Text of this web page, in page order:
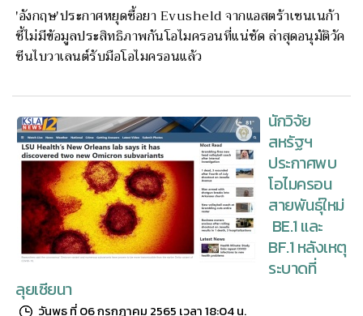
'อังกฤษ'ประกาศหยุดซื้อยา Evusheld จากแอสตร้าเซนเนก้า
ชี้ไม่มีข้อมูลประสิทธิภาพกันโอไมครอนที่แน่ชัด ล่าสุดอนุมัติวัค
ซีนไบวาเลนต์รับมือโอไมครอนแล้ว
นักวิจัย
สหรัฐฯ
ประกาศพบ
โอไมครอน
สายพันธุ์ใหม่
BE.1 และ
BF.1 หลังเหตุ
ระบาดที่
ลุยเซียนา
วันพุธ ที่ 06 กรกฎาคม 2565 เวลา 18:04 น.